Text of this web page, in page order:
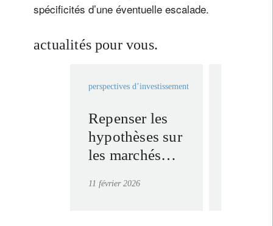
spécificités d’une éventuelle escalade.
actualités pour vous.
perspectives d’investissement
Repenser les
hypothèses sur
les marchés
comment
11 février 2026
S'inscrire à la newsletter
Prénom